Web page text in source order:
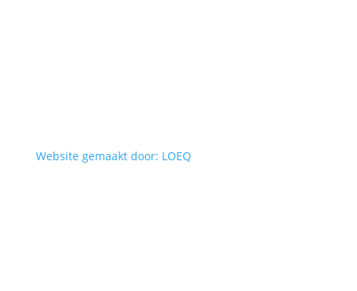
Website gemaakt door: LOEQ